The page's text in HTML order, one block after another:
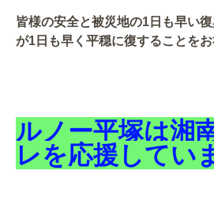
皆様の安全と被災地の1日も早い
が1日も早く平穏に復することをお
ルノー平塚は湘
レを応援してい